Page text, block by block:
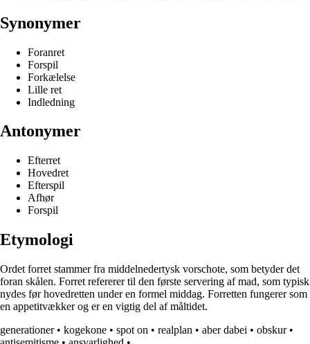
Synonymer
Foranret
Forspil
Forkælelse
Lille ret
Indledning
Antonymer
Efterret
Hovedret
Efterspil
Afhør
Forspil
Etymologi
Ordet forret stammer fra middelnedertysk vorschote, som betyder det
foran skålen. Forret refererer til den første servering af mad, som typisk
nydes før hovedretten under en formel middag. Forretten fungerer som
en appetitvækker og er en vigtig del af måltidet.
generationer• kogekone • spot on • realplan • aber dabei • obskur•